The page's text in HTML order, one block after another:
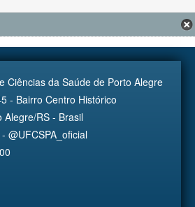
Ciências da Saúde de Porto Alegre
- Bairro Centro Histórico
Alegre/RS - Brasil
@UFCSPA_oficial